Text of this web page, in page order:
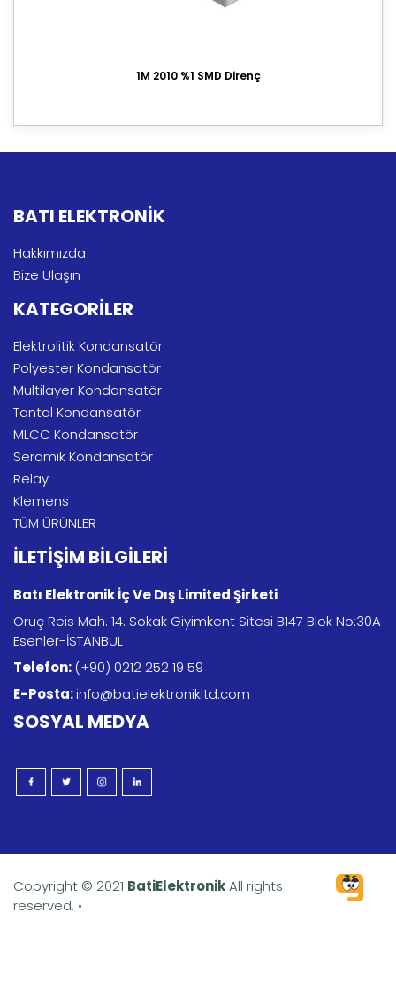
1M 2010 %1 SMD Direnç
BATI ELEKTRONİK
Hakkımızda
Bize Ulaşın
KATEGORİLER
Elektrolitik Kondansatör
Polyester Kondansatör
Multilayer Kondansatör
Tantal Kondansatör
MLCC Kondansatör
Seramik Kondansatör
Relay
Klemens
TÜM ÜRÜNLER
İLETİŞİM BİLGİLERİ
Batı Elektronik İç Ve Dış Limited Şirketi
Oruç Reis Mah. 14. Sokak Giyimkent Sitesi B147 Blok No:30A
Esenler-İSTANBUL
Telefon: (+90) 0212 252 19 59
E-Posta:info@batielektronikltd.com
SOSYAL MEDYA
Copyright © 2021 BatiElektronikAll rights
reserved. •